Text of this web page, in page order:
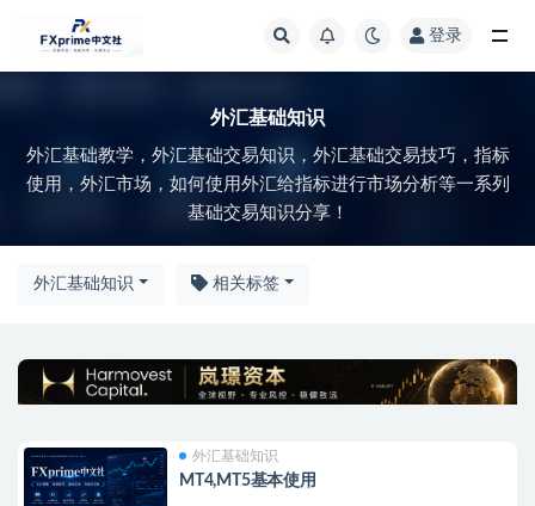
登录
外汇基础知识
外汇基础教学，外汇基础交易知识，外汇基础交易技巧，指标
使用，外汇市场，如何使用外汇给指标进行市场分析等一系列
基础交易知识分享！
外汇基础知识 相关标签
外汇基础知识
MT4,MT5基本使用